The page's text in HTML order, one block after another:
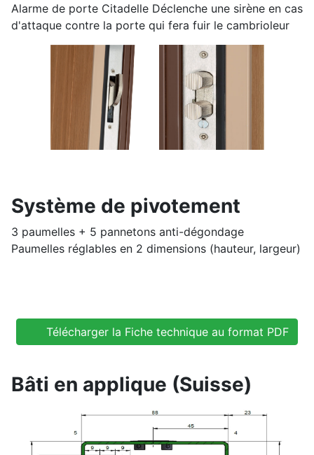
Alarme de porte Citadelle Déclenche une sirène en cas
d'attaque contre la porte qui fera fuir le cambrioleur
Système de pivotement
3 paumelles + 5 pannetons anti-dégondage
Paumelles réglables en 2 dimensions (hauteur, largeur)
Télécharger la Fiche technique au format PDF
Bâti en applique (Suisse)